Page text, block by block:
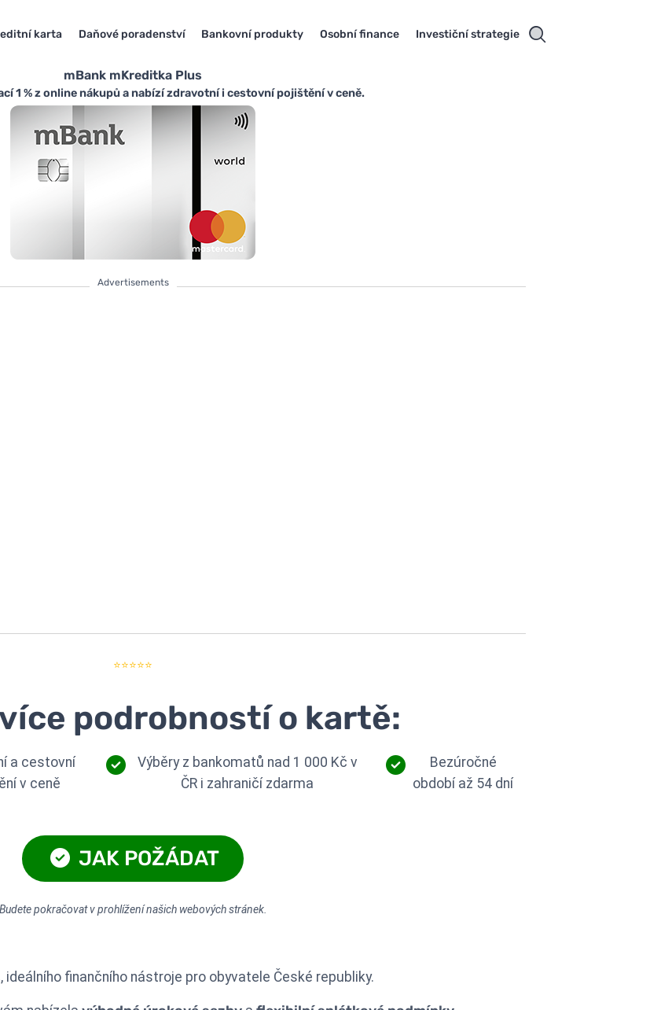
karta Daňové poradenství Bankovní produkty Osobní finance Investiční strategie
mBank mKreditka Plus
1 % z online nákupů a nabízí zdravotní i cestovní pojištění v ceně.
Advertisements
⭐⭐⭐⭐⭐
podrobností o kartě:
a cestovní
v ceně
Výběry z bankomatů nad 1 000 Kč v
ČR i zahraničí zdarma
Bezúročné
období až 54 dní
JAK POŽÁDAT
Budete pokračovat v prohlížení našich webových stránek.
, ideálního finančního nástroje pro obyvatele České republiky.